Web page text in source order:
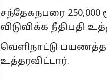
சந்தேகநபரை
விடுவிக்க நீதிபதி
வெளிநாட்டு
உத்தரவிட்டார்.